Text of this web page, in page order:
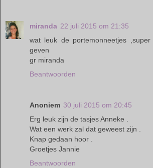
miranda 22 juli 2015 om 21:35
wat leuk de portemonneetjes
geven
gr miranda
Beantwoorden
Anoniem 30 juli 2015 om 20:45
Erg leuk zijn de tasjes Anneke .
Wat een werk zal dat geweest zijn .
Knap gedaan hoor .
Groetjes Jannie
Beantwoorden